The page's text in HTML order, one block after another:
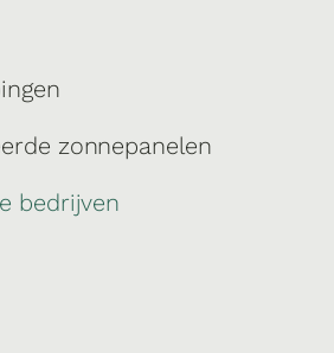
zonnepanelen
bedrijven